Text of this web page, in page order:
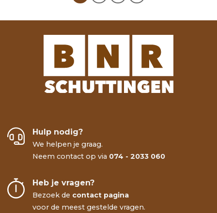
Hulp nodig?
We helpen je graag.
Neem contact op via 074 - 2033 060
Heb je vragen?
Bezoek de contact pagina
voor de meest gestelde vragen.